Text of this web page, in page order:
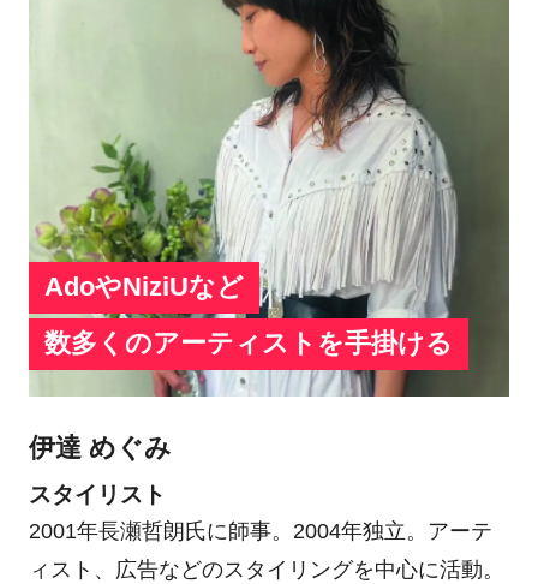
AdoやNiziUなど
数多くのアーティストを手掛ける
伊達 めぐみ
スタイリスト
2001年長瀬哲朗氏に師事。2004年独立。アーテ
ィスト、広告などのスタイリングを中心に活動。